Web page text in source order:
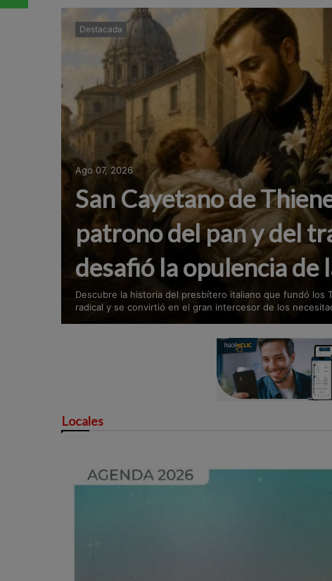
Destacada
Ago 07, 2026
San Cayetano de
patrono del pan y del
desafió la opulencia de
Descubre la historia del presbítero italiano que fundó los
radical y se convirtió en el gran intercesor de los
Locales